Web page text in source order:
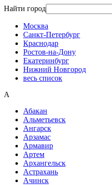
Найти город
Москва
Санкт-Петербург
Краснодар
Ростов-на-Дону
Екатеринбург
Нижний Новгород
весь список
А
Абакан
Альметьевск
Ангарск
Арзамас
Армавир
Артем
Архангельск
Астрахань
Ачинск